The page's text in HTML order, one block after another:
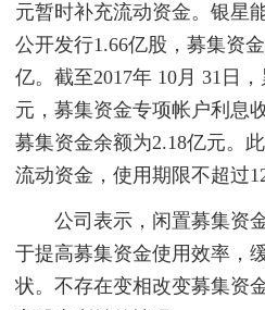
元暂时补充流动资金。银星
公开发行1.66亿股，募集资
亿。截至2017年 10月 31日
元，募集资金专项帐户利息
募集资金余额为2.18亿元。
流动资金，使用期限不超过
公司表示，闲置募集资金
于提高募集资金使用效率，
状。不存在变相改变募集资